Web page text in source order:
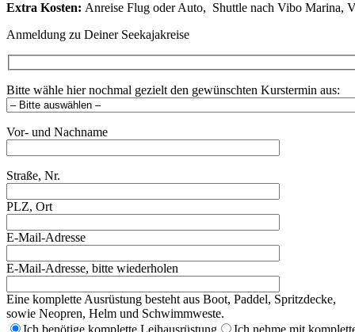
Extra Kosten: Anreise Flug oder Auto, Shuttle nach Vibo Marina,
Anmeldung zu Deiner Seekajakreise
Bitte wähle hier nochmal gezielt den gewünschten Kurstermin aus:
Vor- und Nachname
Straße, Nr.
PLZ, Ort
E-Mail-Adresse
E-Mail-Adresse, bitte wiederholen
Eine komplette Ausrüstung besteht aus Boot, Paddel, Spritzdecke,
sowie Neopren, Helm und Schwimmweste.
Ich benötige komplette Leihausrüstung
Ich nehme mit